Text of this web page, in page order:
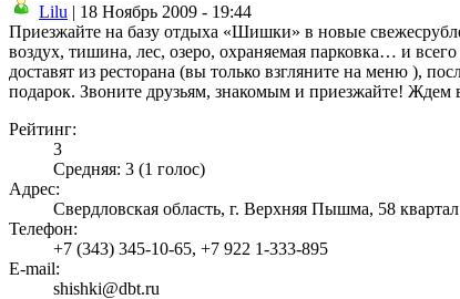
Lilu | 18 Ноябрь 2009 - 19:44
Приезжайте на базу отдыха «Шишки» в новые
воздух, тишина, лес, озеро, охраняемая парковка… и
доставят из ресторана (вы только взгляните на меню ),
подарок. Звоните друзьям, знакомым и приезжайте! Ждем
Рейтинг:
3
Средняя: 3 (1 голос)
Адрес:
Свердловская область, г. Верхняя Пышма, 58
Телефон:
+7 (343) 345-10-65, +7 922 1-333-895
E-mail:
shishki@dbt.ru